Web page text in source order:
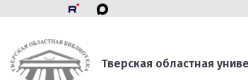
Тверская областная